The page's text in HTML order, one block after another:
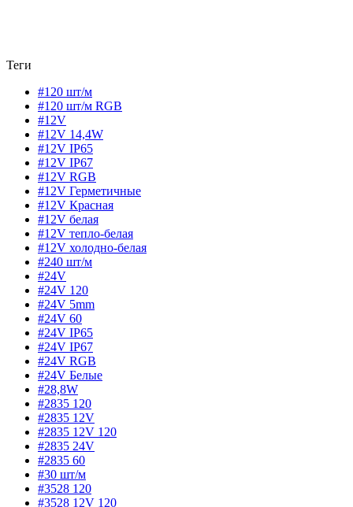
Теги
#120 шт/м
#120 шт/м RGB
#12V
#12V 14,4W
#12V IP65
#12V IP67
#12V RGB
#12V Герметичные
#12V Красная
#12V белая
#12V тепло-белая
#12V холодно-белая
#240 шт/м
#24V
#24V 120
#24V 5mm
#24V 60
#24V IP65
#24V IP67
#24V RGB
#24V Белые
#28,8W
#2835 120
#2835 12V
#2835 12V 120
#2835 24V
#2835 60
#30 шт/м
#3528 120
#3528 12V 120